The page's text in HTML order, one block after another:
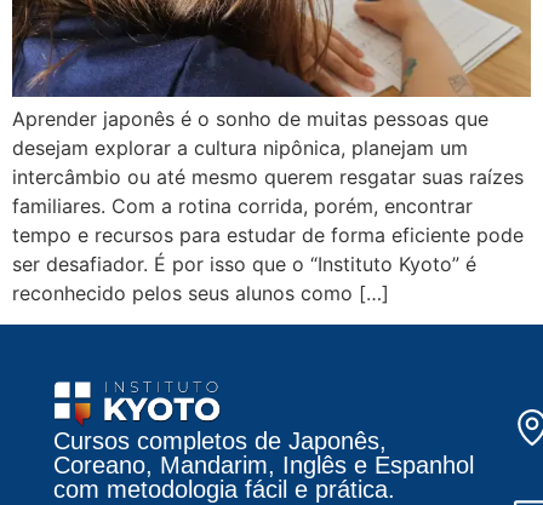
Aprender japonês é o sonho de muitas pessoas que
desejam explorar a cultura nipônica, planejam um
intercâmbio ou até mesmo querem resgatar suas raízes
familiares. Com a rotina corrida, porém, encontrar
tempo e recursos para estudar de forma eficiente pode
ser desafiador. É por isso que o “Instituto Kyoto” é
reconhecido pelos seus alunos como […]
Cursos completos de Japonês,
Coreano, Mandarim, Inglês e Espanhol
com metodologia fácil e prática.